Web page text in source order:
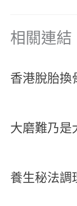
相關連結
香港脫胎換
大磨難乃是
養生秘法調